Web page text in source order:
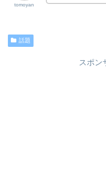
tomoyan
話題
スポン